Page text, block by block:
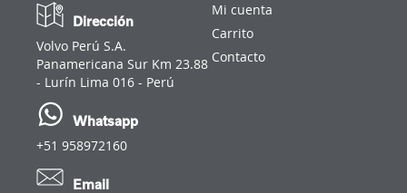
Dirección
Volvo Perú S.A.
Panamericana Sur Km 23.88
- Lurín Lima 016 - Perú
Whatsapp
+51 958972160
Email
Mi cuenta
Carrito
Contacto